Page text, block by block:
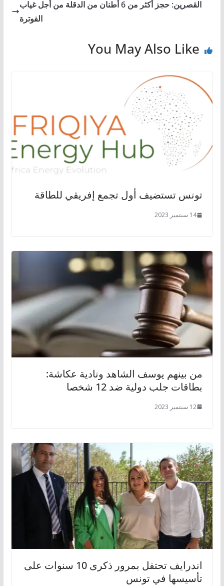
القصرين: حجز أكثر من 6 أطنان من الدقلة من أجل غياب
الفوترة
You May Also Like
تونس تستضيف أول تجمع إفريقي للطاقة
14 سبتمبر 2023
من بينهم يوسف الشاهد ونادية عكاشة:
بطاقات جلب دولية ضد 12 شخصا
12 سبتمبر 2023
اندرايف تحتفل بمرور ذكرى 10 سنوات على
تأسيسها في تونس